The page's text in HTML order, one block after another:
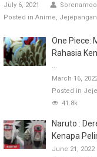
July 6, 2021
Sorenamoo
Posted in Anime Jejepangan
One Piece:
Rahasia
March 16,
Posted in
41.8k
Naruto :
Kenapa
June 21, 2022